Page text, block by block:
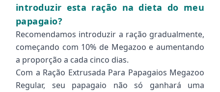
introduzir esta ração na dieta do meu
papagaio?
Recomendamos introduzir a ração gradualmente,
começando com 10% de Megazoo e aumentando
a proporção a cada cinco dias.
Com a Ração Extrusada Para Papagaios Megazoo
Regular, seu papagaio não só ganhará uma